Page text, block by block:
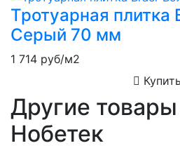
Тротуарная плитка
Серый 70 мм
1 714 руб/м2
Купить
Другие
Нобетек